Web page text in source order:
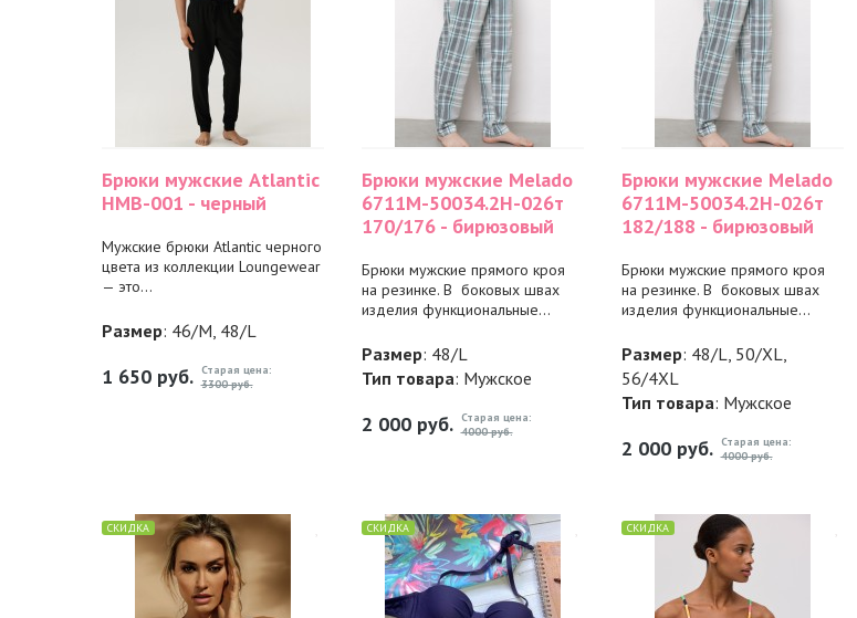
Брюки мужские Atlantic
HMB-001 - черный
Мужские брюки Atlantic черного
цвета из коллекции Loungewear
— это...
Размер: 46/M, 48/L
1 650руб. Старая цена:
3300 руб.
Брюки мужские Melado
6711M-50034.2H-026т
170/176 - бирюзовый
Брюки мужские прямого кроя
на резинке. В боковых швах
изделия функциональные...
Размер: 48/L
Тип товара: Мужское
2 000руб. Старая цена:
4000 руб.
Брюки мужские Melado
6711M-50034.2H-026т
182/188 - бирюзовый
Брюки мужские прямого кроя
на резинке. В боковых швах
изделия функциональные...
Размер: 48/L, 50/XL,
56/4XL
Тип товара: Мужское
2 000руб. Старая цена:
4000 руб.
СКИДКА СКИДКА СКИДКА